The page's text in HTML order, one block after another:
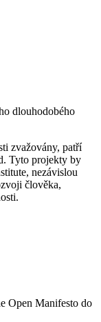
dlouhodobého
zvažovány, patří
Tyto projekty by
nezávislou
člověka,
Open Manifesto do